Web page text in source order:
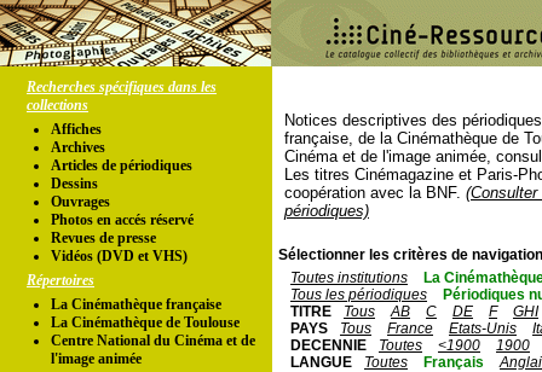
Recherches spécifiques dans les
collections
Affiches
Archives
Articles de périodiques
Dessins
Ouvrages
Photos en accés réservé
Revues de presse
Vidéos (DVD et VHS)
Répertoires
La Cinémathèque française
La Cinémathèque de Toulouse
Centre National du Cinéma et de
l'image animée
Notices descriptives des
française, de la Cinémathèque de
Cinéma et de l'image animée,
Les titres Cinémagazine et Paris-
coopération avec la BNF.
périodiques)
Sélectionner les critères de
Toutes institutions
La
Tous les périodiques
Périodiques
TITRE
Tous AB C DE F
GHI
PAYS
Tous France Etats-Unis
DECENNIE
Toutes <1900
1900
LANGUE
Toutes Français